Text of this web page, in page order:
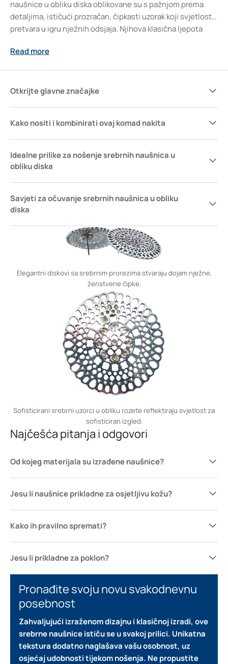
naušnice u obliku diska oblikovane su s pažnjom prema
detaljima, ističući prozračan, čipkasti uzorak koji svjetlost
pretvara u igru nježnih odsjaja. Njihova klasična ljepota
autentičnosti i profinjenosti. Za sve one koji traže
uspomena u kutiji nakita.
Read more
Otkrijte glavne značajke
Kako nositi i kombinirati ovaj komad nakita
Idealne prilike za nošenje srebrnih naušnica u
obliku diska
Savjeti za očuvanje srebrnih naušnica u obliku
diska
Elegantni diskovi sa srebrnim prorezima stvaraju dojam nježne,
ženstvene čipke.
Sofisticirani srebrni uzorci u obliku rozete reflektiraju svjetlost za
sofisticiran izgled.
Najčešća pitanja i odgovori
Od kojeg materijala su izrađene naušnice?
Jesu li naušnice prikladne za osjetljivu kožu?
Kako ih pravilno spremati?
Jesu li prikladne za poklon?
Pronađite svoju novu svakodnevnu
posebnost
Zahvaljujući izraženom dizajnu i klasičnoj izradi, ove
srebrne naušnice ističu se u svakoj prilici. Unikatna
tekstura dodatno naglašava vašu osobnost, uz
osjećaj udobnosti tijekom nošenja. Ne propustite